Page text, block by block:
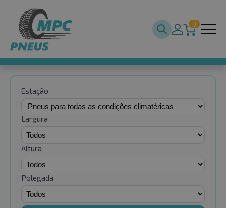
0
Estação
Largura
Altura
Polegada